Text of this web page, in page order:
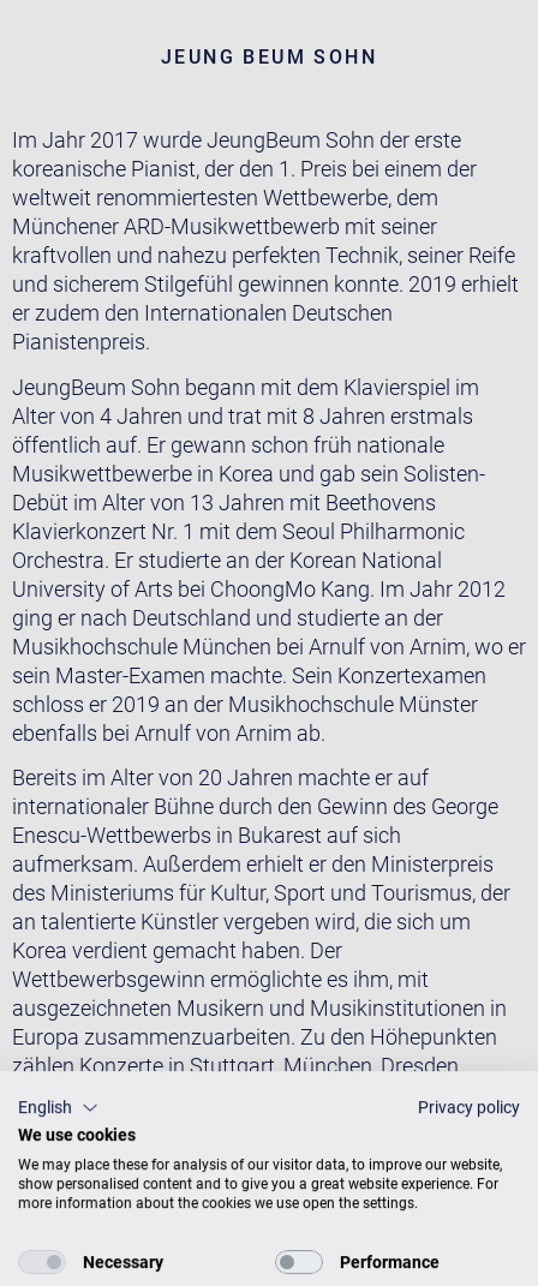
JEUNG BEUM SOHN
Im Jahr 2017 wurde JeungBeum Sohn der erste
koreanische Pianist, der den 1. Preis bei einem der
weltweit renommiertesten Wettbewerbe, dem
Münchener ARD-Musikwettbewerb mit seiner
kraftvollen und nahezu perfekten Technik, seiner Reife
und sicherem Stilgefühl gewinnen konnte. 2019 erhielt
er zudem den Internationalen Deutschen
Pianistenpreis.
JeungBeum Sohn begann mit dem Klavierspiel im
Alter von 4 Jahren und trat mit 8 Jahren erstmals
öffentlich auf. Er gewann schon früh nationale
Musikwettbewerbe in Korea und gab sein Solisten-
Debüt im Alter von 13 Jahren mit Beethovens
Klavierkonzert Nr. 1 mit dem Seoul Philharmonic
Orchestra. Er studierte an der Korean National
University of Arts bei ChoongMo Kang. Im Jahr 2012
ging er nach Deutschland und studierte an der
Musikhochschule München bei Arnulf von Arnim, wo er
sein Master-Examen machte. Sein Konzertexamen
schloss er 2019 an der Musikhochschule Münster
ebenfalls bei Arnulf von Arnim ab.
Bereits im Alter von 20 Jahren machte er auf
internationaler Bühne durch den Gewinn des George
Enescu-Wettbewerbs in Bukarest auf sich
aufmerksam. Außerdem erhielt er den Ministerpreis
des Ministeriums für Kultur, Sport und Tourismus, der
an talentierte Künstler vergeben wird, die sich um
Korea verdient gemacht haben. Der
Wettbewerbsgewinn ermöglichte es ihm, mit
ausgezeichneten Musikern und Musikinstitutionen in
Europa zusammenzuarbeiten. Zu den Höhepunkten
zählen Konzerte in Stuttgart, München, Dresden,
Frankfurt, Weimar, Leipzig und Berlin. Darüber hinaus
trat er auch auf berühmten Festivals in Europa auf, u.a.
das Klavier-Festival Ruhr, das Busoni Piano Festival in
Bozen, das Cervo Festival in Italien, die Flagey Piano
Days in Brüssel und das Istanbul Piano Festival. Er
Symphonieorchester des Bayerischen Rundfunks, der
English
Privacy policy
We use cookies
We may place these for analysis of our visitor data, to improve our website,
show personalised content and to give you a great website experience. For
more information about the cookies we use open the settings.
Necessary Performance